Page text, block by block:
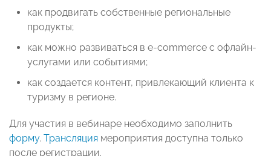
как продвигать собственные региональные
продукты;
как можно развиваться в e-commerce с офлайн-
услугами или событиями;
как создается контент, привлекающий клиента к
туризму в регионе.
Для участия в вебинаре необходимо заполнить
форму. Трансляция мероприятия доступна только
после регистрации.